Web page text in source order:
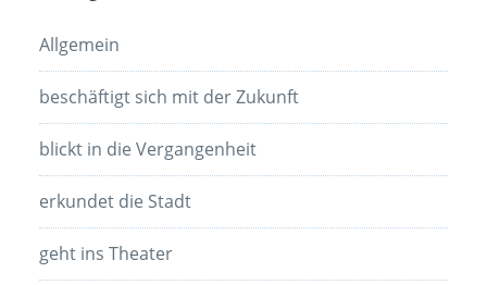
Allgemein
beschäftigt sich mit der Zukunft
blickt in die Vergangenheit
erkundet die Stadt
geht ins Theater